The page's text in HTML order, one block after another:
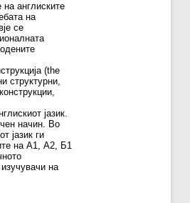
англиските
на
се
(the
структурни,
јазик.
начин. Во
јазик ги
на А1, А2, Б1
на